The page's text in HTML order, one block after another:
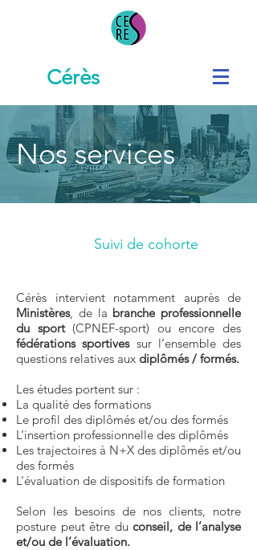
Cérès
Nos services
Suivi de cohorte
Cérès intervient notamment auprès de
Ministères, de la branche professionnelle
du sport(CPNEF-sport) ou encore des
fédérations sportivessur l’ensemble des
questions relatives aux diplômés / formés.
Les études portent sur :
La qualité des formations
Le profil des diplômés et/ou des formés
L’insertion professionnelle des diplômés
Les trajectoires à N+X des diplômés et/ou
des formés
L’évaluation de dispositifs de formation
Selon les besoins de nos clients, notre
posture peut être du conseil, de l’analyse
et/ou de l’évaluation.